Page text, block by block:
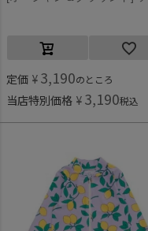
定価 ¥ 3,190のところ
当店特別価格 ¥ 3,190税込